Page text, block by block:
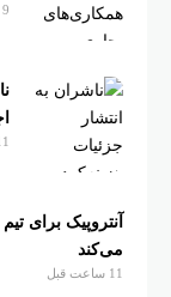
9 ساعت قبل
11
آنتروپیک برای
می‌کند
11 ساعت قبل